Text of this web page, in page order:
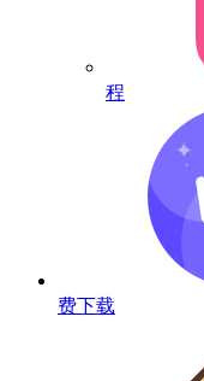
程
费下载